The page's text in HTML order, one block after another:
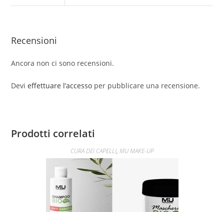
Recensioni
Ancora non ci sono recensioni.
Devieffettuare l’accesso per pubblicare una recensione.
Prodotti correlati
CURA DEI CAPELLI, MU MAKE-UP